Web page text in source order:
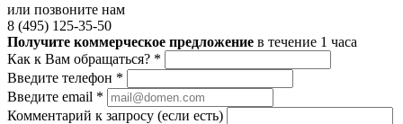
или позвоните нам
8 (495) 125-35-50
Получите коммерческое предложение в течение 1 часа
Как к Вам обращаться? *
Введите телефон *
Введите email *
Комментарий к запросу (если есть)